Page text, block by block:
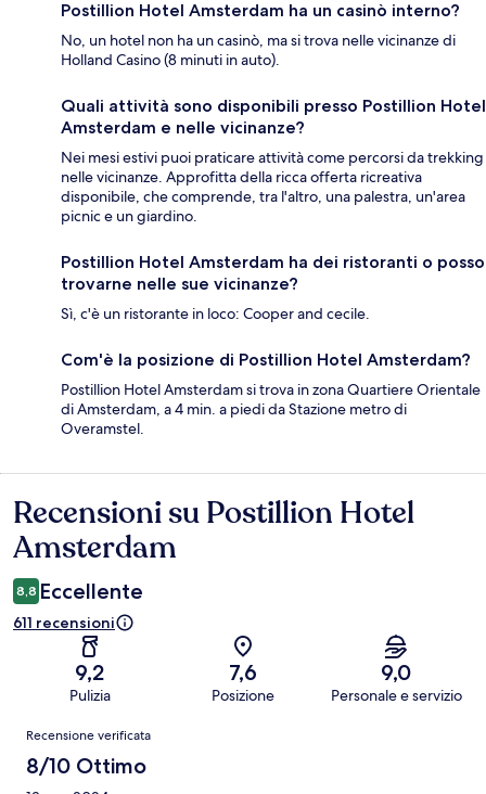
Postillion Hotel Amsterdam ha un casinò interno?
No, un hotel non ha un casinò, ma si trova nelle vicinanze di
Holland Casino (8 minuti in auto).
Quali attività sono disponibili presso Postillion Hotel
Amsterdam e nelle vicinanze?
Nei mesi estivi puoi praticare attività come percorsi da trekking
nelle vicinanze. Approfitta della ricca offerta ricreativa
disponibile, che comprende, tra l'altro, una palestra, un'area
picnic e un giardino.
Postillion Hotel Amsterdam ha dei ristoranti o posso
trovarne nelle sue vicinanze?
Sì, c'è un ristorante in loco: Cooper and cecile.
Com'è la posizione di Postillion Hotel Amsterdam?
Postillion Hotel Amsterdam si trova in zona Quartiere Orientale
di Amsterdam, a 4 min. a piedi da Stazione metro di
Overamstel.
Recensioni
Recensioni su Postillion Hotel
Amsterdam
8,8 Eccellente
611 recensioni
9,2
Pulizia
7,6
Posizione
9,0
Personale e servizio
Recensioni
Recensione verificata
8/10 Ottimo